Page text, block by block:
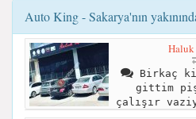
Auto King - Sakarya'nın
Haluk
Birkaç
gittim
çalışır